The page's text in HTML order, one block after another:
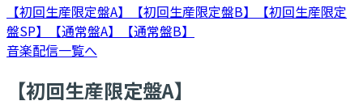
【初回生産限定盤A】
【初回生産限定盤B】
【初回生産限定
盤SP】
【通常盤A】
【通常盤B】
音楽配信一覧へ
【初回生産限定盤A】